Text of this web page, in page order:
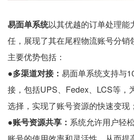
易面单系统以其优越的订单处理能
任，展现了其在尾程物流账号分销
主要优势包括：
●多渠道对接： 易面单系统支持与
接，包括UPS、Fedex、LCS等，
选择，实现了账号资源的快速变现；
●账号资源共享： 系统允许用户轻